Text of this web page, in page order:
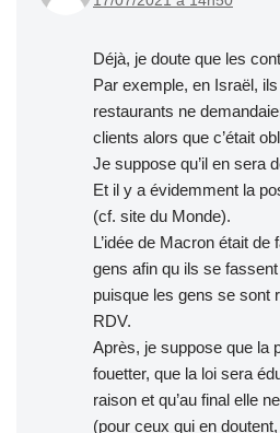
Déjà, je doute que les
Par exemple, en Israël,
restaurants ne
clients alors que c’était
Je suppose qu’il en sera
Et il y a évidemment la
(cf. site du Monde).
L’idée de Macron était
gens afin qu ils se
puisque les gens se sont
RDV.
Après, je suppose que la
fouetter, que la loi sera
raison et qu’au final elle
(pour ceux qui en